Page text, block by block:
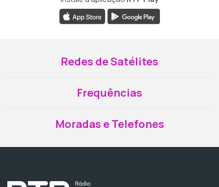
Redes de Satélites
Frequências
Moradas e Telefones